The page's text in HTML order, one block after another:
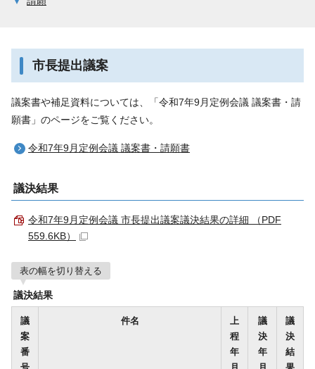
市長提出議案
議案書や補足資料については、「令和7年9月定例会議 議案書・請
願書」のページをご覧ください。
令和7年9月定例会議 議案書・請願書
議決結果
令和7年9月定例会議 市長提出議案議決結果の詳細 （PDF
559.6KB）
表の幅を切り替える
議決結果
議
案
番
件名
上
程
年
議
決
年
議
決
結